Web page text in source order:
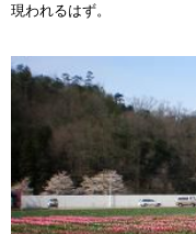
現われるはず。